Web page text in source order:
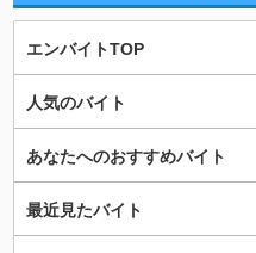
エンバイトTOP
人気のバイト
あなたへのおすすめバイト
最近見たバイト